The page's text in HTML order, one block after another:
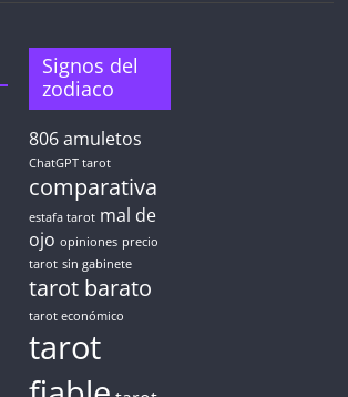
GRATIS
automáticos. El chat se detiene al finalizar el
crédito
Signos del
zodiaco
806amuletos
ChatGPT tarot
comparativa
estafa tarot mal de
ojo opiniones precio
tarot sin gabinete
tarot barato
tarot económico
tarot